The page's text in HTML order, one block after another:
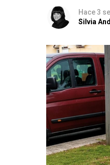
Hace 3
Silvia